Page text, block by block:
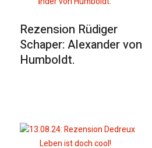
Rezension Rüdiger
Schaper: Alexander von
Humboldt.